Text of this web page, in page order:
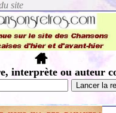
interprète ou auteur